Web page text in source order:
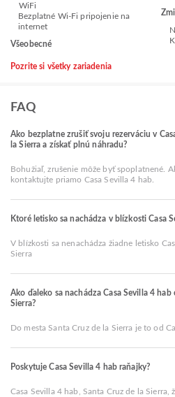
WiFi
Bezplatné Wi-Fi pripojenie na
internet
Všeobecné
Pozrite si všetky zariadenia
FAQ
Ako bezplatne zrušiť svoju rezerváciu v
la Sierra a získať plnú náhradu?
Bohužiaľ, zrušenie môže byť spoplatnené.
kontaktujte priamo Casa Sevilla 4 hab.
Ktoré letisko sa nachádza v blízkosti Casa
V blízkosti sa nenachádza žiadne letisko
Sierra
Ako ďaleko sa nachádza Casa Sevilla 4 hab
Sierra?
Do mesta Santa Cruz de la Sierra je to od
Poskytuje Casa Sevilla 4 hab raňajky?
Casa Sevilla 4 hab, Santa Cruz de la